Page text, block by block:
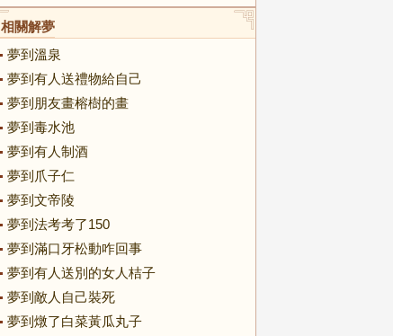
相關解夢
夢到溫泉
夢到有人送禮物給自己
夢到朋友畫榕樹的畫
夢到毒水池
夢到有人制酒
夢到爪子仁
夢到文帝陵
夢到法考考了150
夢到滿口牙松動咋回事
夢到有人送別的女人桔子
夢到敵人自己裝死
夢到燉了白菜黃瓜丸子